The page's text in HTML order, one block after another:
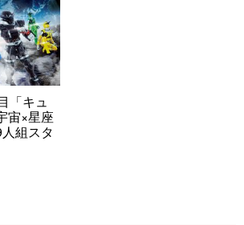
「キュ
宙×星座
組スタ